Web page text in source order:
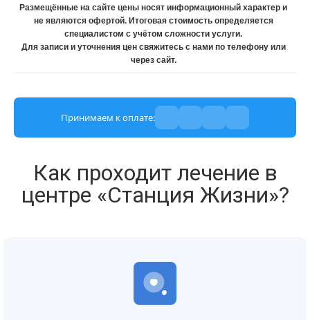
Размещённые на сайте цены носят информационный характер и
не являются офертой. Итоговая стоимость определяется
специалистом с учётом сложности услуги.
Для записи и уточнения цен свяжитесь с нами по телефону или
через сайт.
Принимаем к оплате:
Как проходит лечение в
центре «Станция Жизни»?